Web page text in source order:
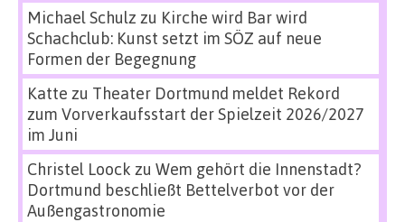
Michael Schulz zu Kirche wird Bar wird
Schachclub: Kunst setzt im SÖZ auf neue
Formen der Begegnung
Katte zu Theater Dortmund meldet Rekord
zum Vorverkaufsstart der Spielzeit 2026/2027
im Juni
Christel Loock zu Wem gehört die Innenstadt?
Dortmund beschließt Bettelverbot vor der
Außengastronomie